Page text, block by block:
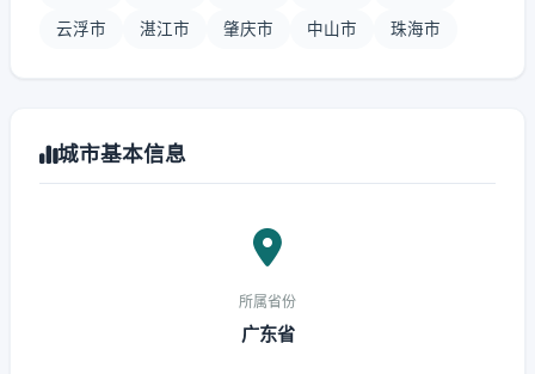
云浮市 湛江市 肇庆市 中山市 珠海市
城市基本信息
所属省份
广东省